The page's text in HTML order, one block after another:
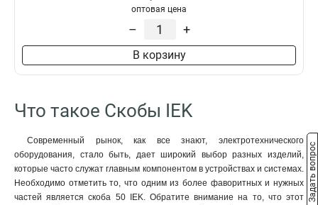
оптовая цена
– +
В корзину
Что такое Скобы IEK
Современный рынок, как все знают, электротехнического
оборудования, стало быть, дает широкий выбор разных изделий,
которые часто служат главным компонентом в устройствах и системах.
Необходимо отметить то, что одним из более фаворитных и нужных
частей является скоба 50 IEK. Обратите внимание на то, что этот
Задать вопрос